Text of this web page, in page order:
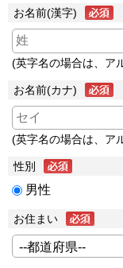
お名前(漢字)
(英字名の場合は、ア
お名前(カナ)
(英字名の場合は、ア
性別
男性
お住まい